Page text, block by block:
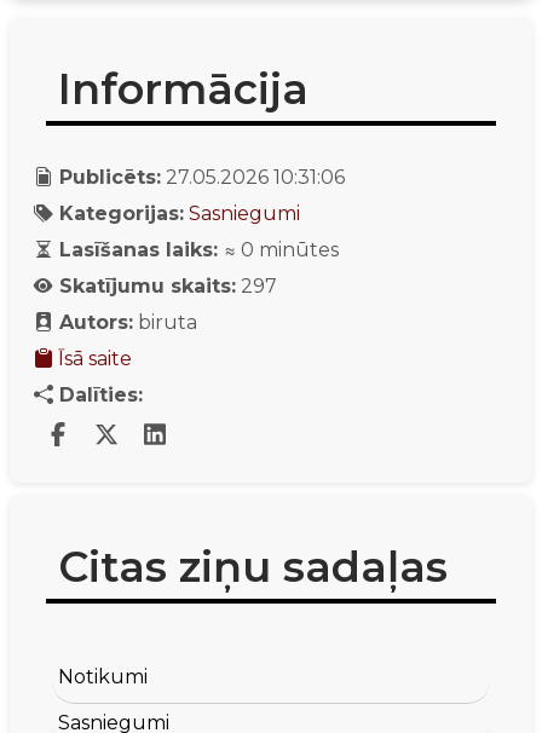
Informācija
Publicēts: 27.05.2026 10:31:06
Kategorijas: Sasniegumi
Lasīšanas laiks: ≈ 0 minūtes
Skatījumu skaits: 297
Autors: biruta
Īsā saite
Dalīties:
Citas ziņu sadaļas
Notikumi
Sasniegumi